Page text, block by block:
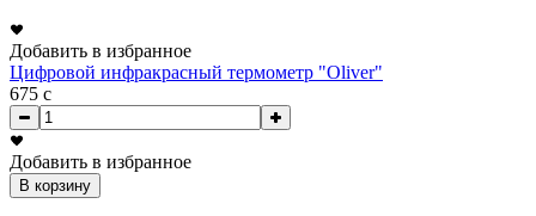
Добавить в избранное
Цифровой инфракрасный термометр "Oliver"
675 c
Добавить в избранное
В корзину